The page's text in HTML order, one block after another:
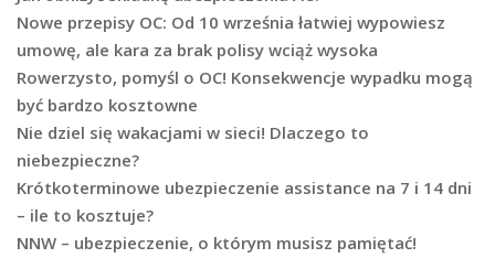
Nowe przepisy OC: Od 10 września łatwiej wypowiesz
umowę, ale kara za brak polisy wciąż wysoka
Rowerzysto, pomyśl o OC! Konsekwencje wypadku mogą
być bardzo kosztowne
Nie dziel się wakacjami w sieci! Dlaczego to
niebezpieczne?
Krótkoterminowe ubezpieczenie assistance na 7 i 14 dni
– ile to kosztuje?
NNW – ubezpieczenie, o którym musisz pamiętać!